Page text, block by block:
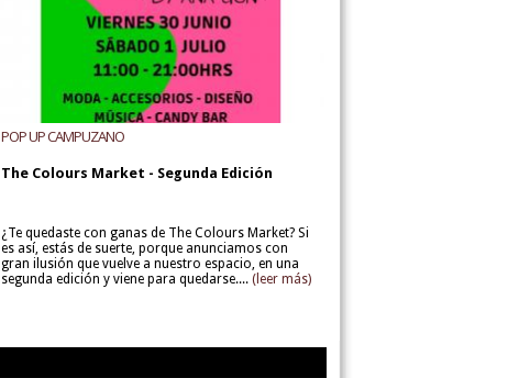
POP UP CAMPUZANO
The Colours Market - Segunda Edición
¿Te quedaste con ganas de The Colours Market? Si
es así, estás de suerte, porque anunciamos con
gran ilusión que vuelve a nuestro espacio, en una
segunda edición y viene para quedarse.... (leer más)